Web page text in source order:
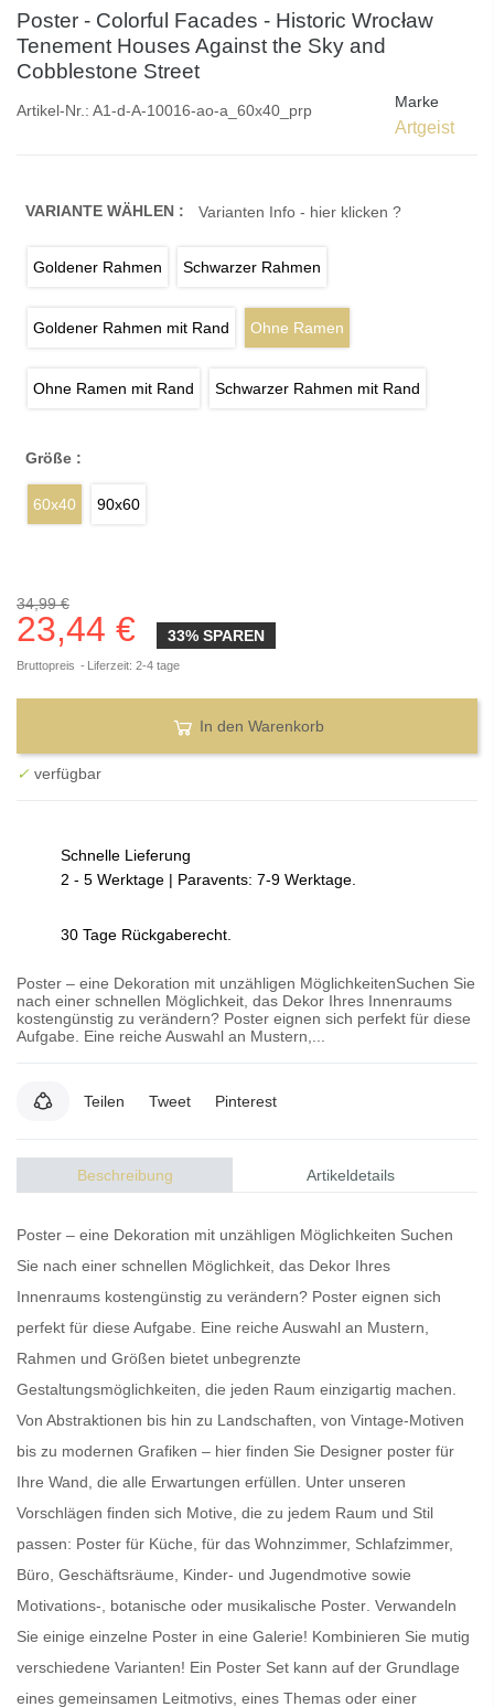
Poster - Colorful Facades - Historic Wrocław
Tenement Houses Against the Sky and
Cobblestone Street
Artikel-Nr.: A1-d-A-10016-ao-a_60x40_prp Marke
Artgeist
VARIANTE WÄHLEN : Varianten Info - hier klicken ?
Goldener Rahmen Schwarzer Rahmen
Goldener Rahmen mit Rand Ohne Ramen
Ohne Ramen mit Rand Schwarzer Rahmen mit Rand
Größe :
60x40 90x60
34,99 €
23,44 € 33% SPAREN
Bruttopreis Liferzeit: 2-4 tage
In den Warenkorb
✓ verfügbar
Schnelle Lieferung
2 - 5 Werktage | Paravents: 7-9 Werktage.
30 Tage Rückgaberecht.
Poster – eine Dekoration mit unzähligen MöglichkeitenSuchen Sie
nach einer schnellen Möglichkeit, das Dekor Ihres Innenraums
kostengünstig zu verändern? Poster eignen sich perfekt für diese
Aufgabe. Eine reiche Auswahl an Mustern,...
Teilen Tweet Pinterest
Beschreibung Artikeldetails
Poster – eine Dekoration mit unzähligen Möglichkeiten Suchen
Sie nach einer schnellen Möglichkeit, das Dekor Ihres
Innenraums kostengünstig zu verändern? Poster eignen sich
perfekt für diese Aufgabe. Eine reiche Auswahl an Mustern,
Rahmen und Größen bietet unbegrenzte
Gestaltungsmöglichkeiten, die jeden Raum einzigartig machen.
Von Abstraktionen bis hin zu Landschaften, von Vintage-Motiven
bis zu modernen Grafiken – hier finden Sie Designer poster für
Ihre Wand, die alle Erwartungen erfüllen. Unter unseren
Vorschlägen finden sich Motive, die zu jedem Raum und Stil
passen: Poster für Küche, für das Wohnzimmer, Schlafzimmer,
Büro, Geschäftsräume, Kinder- und Jugendmotive sowie
Motivations-, botanische oder musikalische Poster. Verwandeln
Sie einige einzelne Poster in eine Galerie! Kombinieren Sie mutig
verschiedene Varianten! Ein Poster Set kann auf der Grundlage
eines gemeinsamen Leitmotivs, eines Themas oder einer